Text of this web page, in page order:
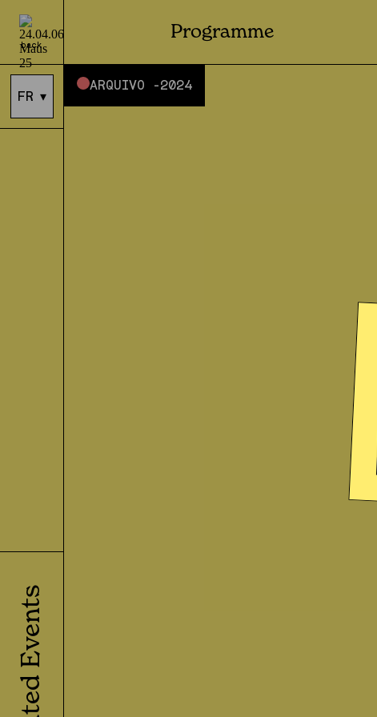
back
Programme
FR ▾
ARQUIVO -2024
Related Events